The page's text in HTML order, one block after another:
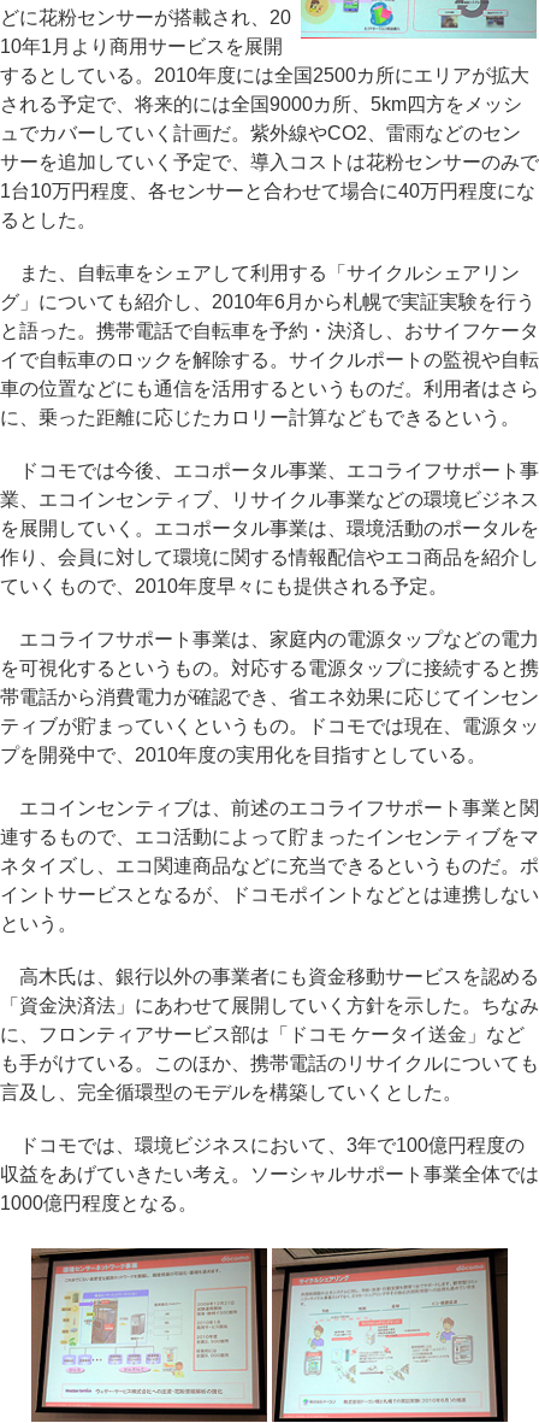
どに花粉センサーが搭載され、20
10年1月より商用サービスを展開
するとしている。2010年度には全国2500カ所にエリアが拡大
される予定で、将来的には全国9000カ所、5km四方をメッシ
ュでカバーしていく計画だ。紫外線やCO2、雷雨などのセン
サーを追加していく予定で、導入コストは花粉センサーのみで
1台10万円程度、各センサーと合わせて場合に40万円程度にな
るとした。
また、自転車をシェアして利用する「サイクルシェアリン
グ」についても紹介し、2010年6月から札幌で実証実験を行う
と語った。携帯電話で自転車を予約・決済し、おサイフケータ
イで自転車のロックを解除する。サイクルポートの監視や自転
車の位置などにも通信を活用するというものだ。利用者はさら
に、乗った距離に応じたカロリー計算などもできるという。
ドコモでは今後、エコポータル事業、エコライフサポート事
業、エコインセンティブ、リサイクル事業などの環境ビジネス
を展開していく。エコポータル事業は、環境活動のポータルを
作り、会員に対して環境に関する情報配信やエコ商品を紹介し
ていくもので、2010年度早々にも提供される予定。
エコライフサポート事業は、家庭内の電源タップなどの電力
を可視化するというもの。対応する電源タップに接続すると携
帯電話から消費電力が確認でき、省エネ効果に応じてインセン
ティブが貯まっていくというもの。ドコモでは現在、電源タッ
プを開発中で、2010年度の実用化を目指すとしている。
エコインセンティブは、前述のエコライフサポート事業と関
連するもので、エコ活動によって貯まったインセンティブをマ
ネタイズし、エコ関連商品などに充当できるというものだ。ポ
イントサービスとなるが、ドコモポイントなどとは連携しない
という。
高木氏は、銀行以外の事業者にも資金移動サービスを認める
「資金決済法」にあわせて展開していく方針を示した。ちなみ
に、フロンティアサービス部は「ドコモ ケータイ送金」など
も手がけている。このほか、携帯電話のリサイクルについても
言及し、完全循環型のモデルを構築していくとした。
ドコモでは、環境ビジネスにおいて、3年で100億円程度の
収益をあげていきたい考え。ソーシャルサポート事業全体では
1000億円程度となる。